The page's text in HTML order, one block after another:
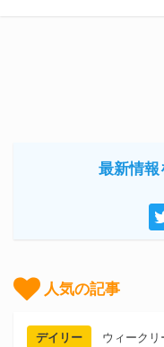
最新情報
人気の記事
デイリー ウィークリ